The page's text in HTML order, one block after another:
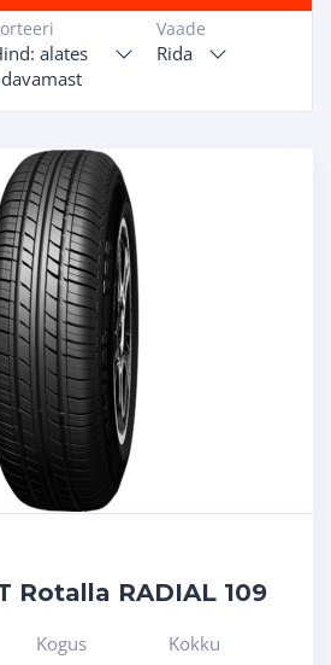
Vaade
Rida
alates
Rotalla RADIAL 109
Kogus
Kokku